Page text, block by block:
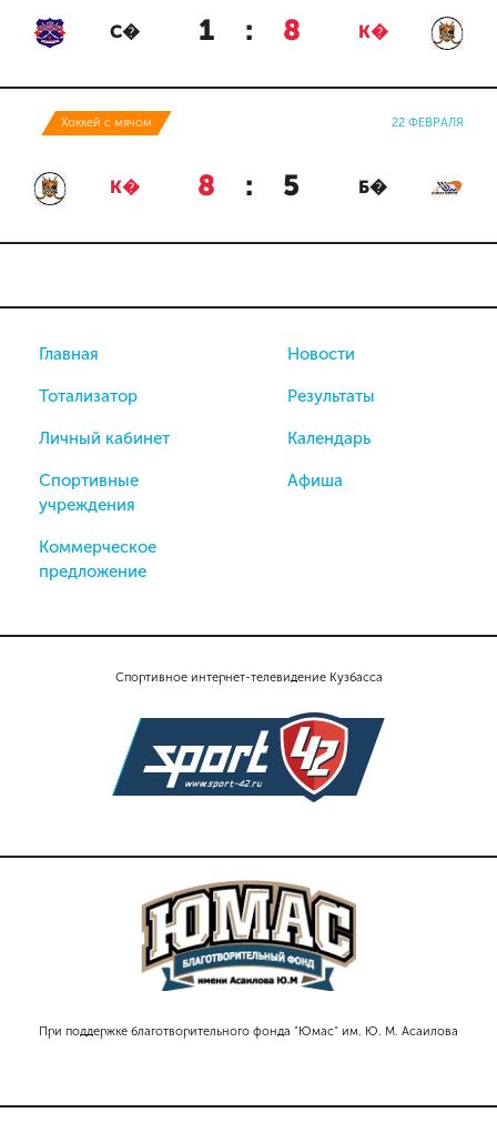
С� 1 : 8 К�
Хоккей с мячом 22 ФЕВРАЛЯ
К� 8 : 5 Б�
Спортивное интернет-телевидение Кузбасса
При поддержке благотворительного фонда "Юмас" им. Ю. М. Асаилова
Главная
Тотализатор
Личный кабинет
Спортивные
учреждения
Коммерческое
предложение
Новости
Результаты
Календарь
Афиша